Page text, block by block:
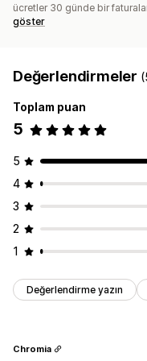
ücretler 30 günde bir
göster
Değerlendirmeler
Toplam puan
5
5
4
3
2
1
Değerlendirme yazın
Chromia